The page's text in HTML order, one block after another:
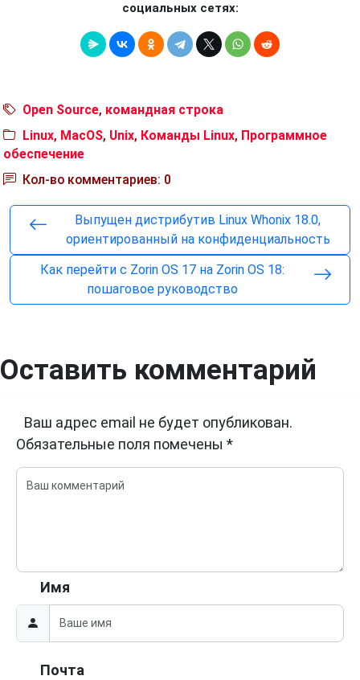
социальных сетях:
Open Source, командная строка
Linux, MacOS, Unix, Команды Linux, Программное
обеспечение
Кол-во комментариев: 0
Выпущен дистрибутив Linux Whonix 18.0,
ориентированный на конфиденциальность
Как перейти с Zorin OS 17 на Zorin OS 18:
пошаговое руководство
Оставить комментарий
Ваш адрес email не будет опубликован.
Обязательные поля помечены *
Имя
Почта